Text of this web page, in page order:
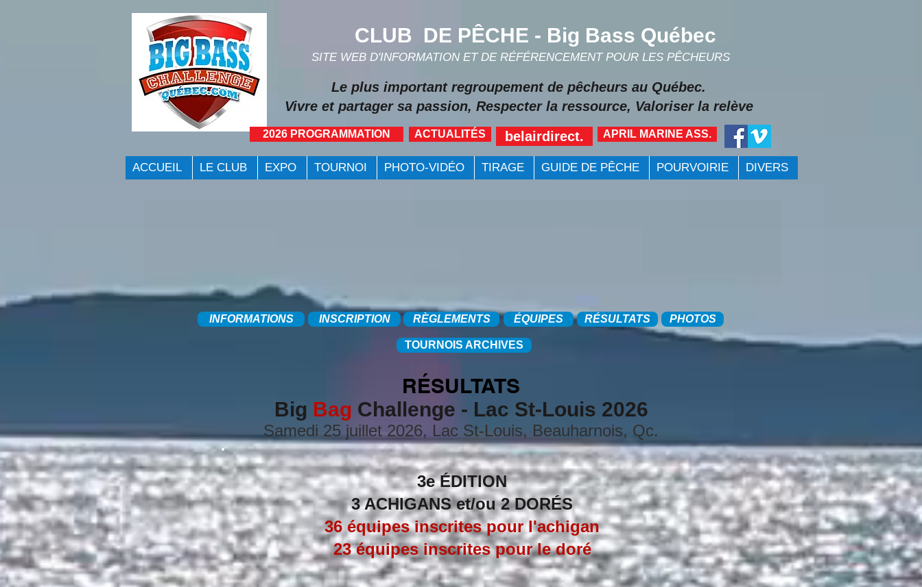
CLUB DE PÊCHE - Big Bass Québec
SITE WEB D'INFORMATION ET DE RÉFÉRENCEMENT POUR LES PÊCHEURS
Vivre et partager sa passion, Respecter la ressource, Valoriser la relève
2026 PROGRAMMATION ACTUALITÉS belairdirect. APRIL MARINE ASS.
Le plus important regroupement de pêcheurs au Québec.
ACCUEIL LE CLUB EXPO TOURNOI PHOTO-VIDÉO TIRAGE GUIDE DE PÊCHE POURVOIRIE DIVERS
INFORMATIONS INSCRIPTION RÈGLEMENTS ÉQUIPES RÉSULTATS PHOTOS
TOURNOIS ARCHIVES
RÉSULTATS
Big Bag Challenge - Lac St-Louis 2026
Samedi 25 juillet 2026, Lac St-Louis, Beauharnois, Qc.
3e ÉDITION
3 ACHIGANS et/ou 2 DORÉS
36 équipes inscrites pour l'achigan
23 équipes inscrites pour le doré